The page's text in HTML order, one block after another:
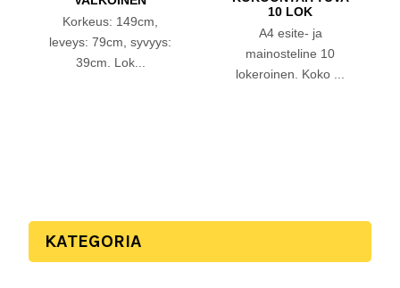
KATEGORIA
Korkeus: 149cm,
leveys: 79cm, syvyys:
39cm. Lok...
10 LOK
A4 esite- ja
mainosteline 10
lokeroinen. Koko ...